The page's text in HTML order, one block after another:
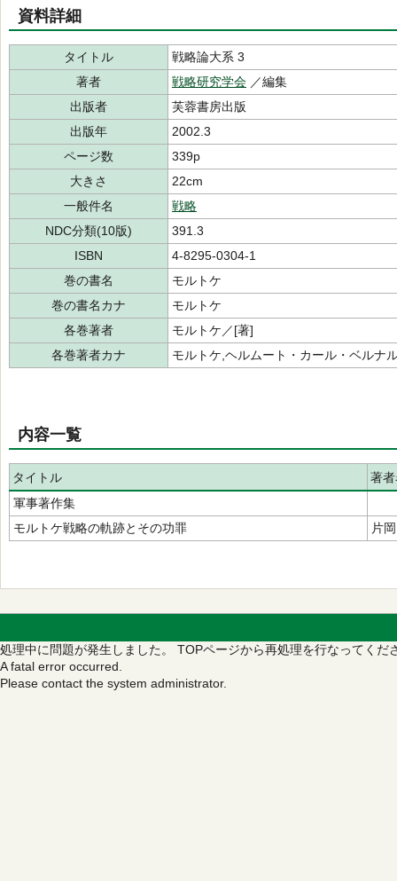
資料詳細
タイトル
戦略論大系 3
著者
戦略研究学会 ／編集
出版者
芙蓉書房出版
出版年
2002.3
ページ数
339p
大きさ
22cm
一般件名
戦略
NDC分類(10版)
391.3
ISBN
4-8295-0304-1
巻の書名
モルトケ
巻の書名カナ
モルトケ
各巻著者
モルトケ／[著]
各巻著者カナ
モルトケ,ヘルムート・カール・ベルナ
内容一覧
タイトル
著
軍事著作集
モルトケ戦略の軌跡とその功罪
片
処理中に問題が発生しました。 TOPページから再処理を行なってくだ
A fatal error occurred.
Please contact the system administrator.